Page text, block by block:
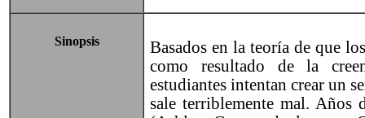
Sinopsis Basados en la teoría de que
como resultado de la
estudiantes intentan crear un
sale terriblemente mal. Años